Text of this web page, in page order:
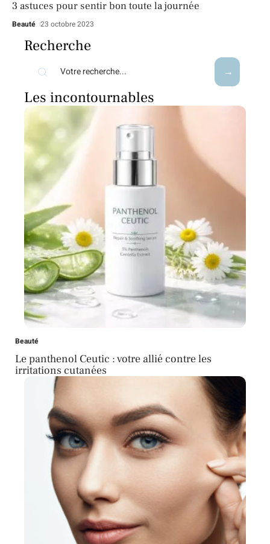
3 astuces pour sentir bon toute la journée
Beauté 23 octobre 2023
Recherche
Les incontournables
Beauté
Le panthenol Ceutic : votre allié contre les
irritations cutanées